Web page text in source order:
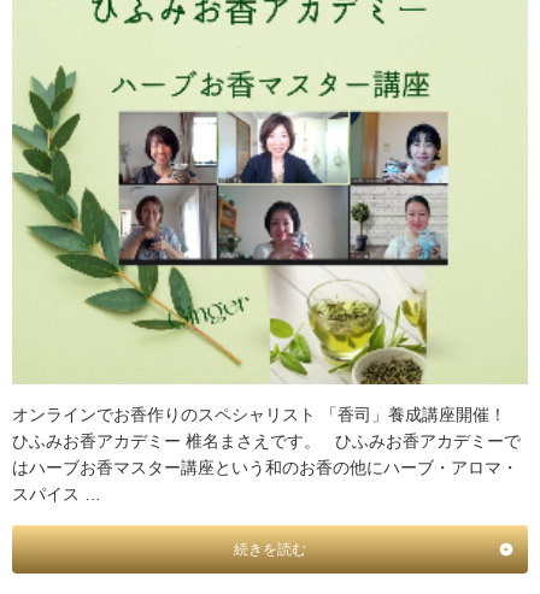
オンラインでお香作りのスペシャリスト 「香司」養成講座開催！
ひふみお香アカデミー 椎名まさえです。 ひふみお香アカデミーで
はハーブお香マスター講座という和のお香の他にハーブ・アロマ・
スパイス …
続きを読む